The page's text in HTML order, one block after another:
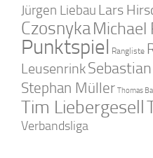
Jürgen Liebau Lars
Czosnyka Michael
Punktspiel Rangliste
Leusenrink
Stephan Müller Thomas
Tim Liebergesell
Verbandsliga